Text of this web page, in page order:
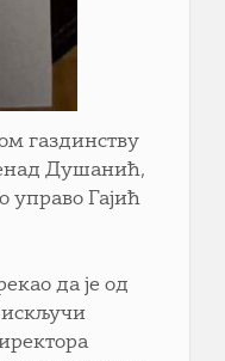
газдинству
Душанић,
управо Гајић
да је од